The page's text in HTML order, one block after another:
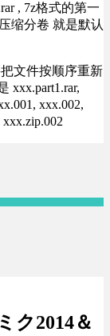
, 7z格式的第一
缩分卷 就是默认
文件按顺序重新
xxx.part1.rar,
xxx.002,
ク2014＆